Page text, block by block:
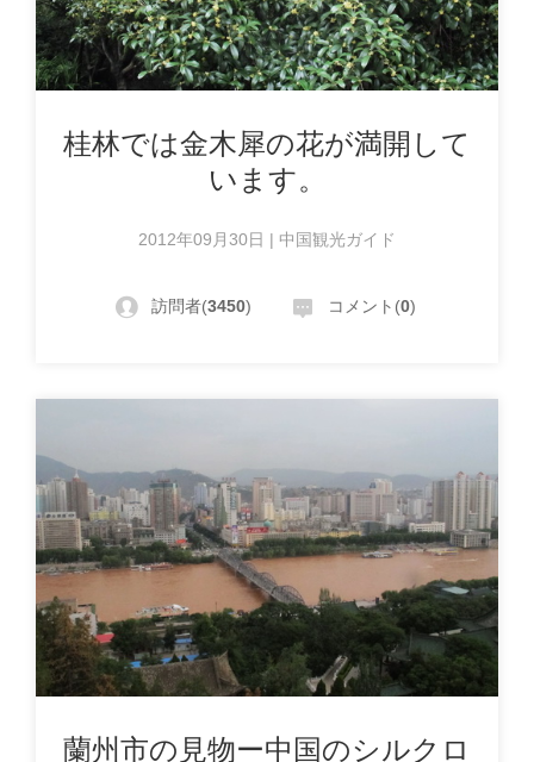
桂林では金木犀の花が満開して
います。
2012年09月30日 | 中国観光ガイド
訪問者(3450) コメント(0)
蘭州市の見物ー中国のシルクロ